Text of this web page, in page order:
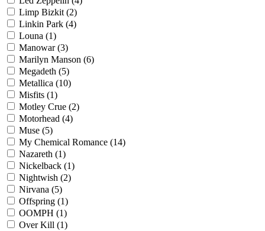
Limp Bizkit(2)
Linkin Park (4)
Louna (1)
Manowar(3)
Marilyn Manson (6)
Megadeth (5)
Metallica (10)
Misfits (1)
Motley Crue (2)
Motorhead (4)
Muse (5)
My Chemical Romance (14)
Nazareth (1)
Nickelback (1)
Nightwish (2)
Nirvana (5)
Offspring (1)
OOMPH (1)
Over Kill (1)